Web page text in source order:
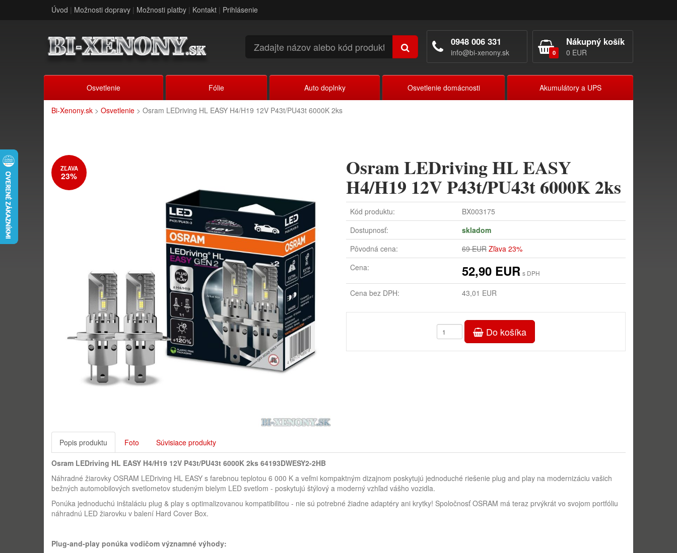
Úvod | Možnosti dopravy | Možnosti platby | Kontakt | Prihlásenie
0
Nákupný košík
0 EUR
0948 006 331
info@bi-xenony.sk
Osvetlenie Fólie Auto doplnky Osvetlenie domácnosti Akumulátory a UPS
Bi-Xenony.sk > Osvetlenie > Osram LEDriving HL EASY H4/H19 12V P43t/PU43t 6000K 2ks
Osram LEDriving HL EASY
H4/H19 12V P43t/PU43t 6000K 2ks
Kód produktu:
BX003175
Dostupnosť:
skladom
Pôvodná cena:
69 EUR Zľava 23%
Cena:
52,90 EUR s DPH
Cena bez DPH: 43,01 EUR
Do košíka
ZĽAVA
23%
Popis produktu Foto Súvisiace produkty
Osram LEDriving HL EASY H4/H19 12V P43t/PU43t 6000K 2ks 64193DWESY2-2HB
Náhradné žiarovky OSRAM LEDriving HL EASY s farebnou teplotou 6 000 K a veľmi kompaktným dizajnom poskytujú jednoduché riešenie plug and play na modernizáciu vašich
bežných automobilových svetlometov studeným bielym LED svetlom - poskytujú štýlový a moderný vzhľad vášho vozidla.
Ponúka jednoduchú inštaláciu plug & play s optimalizovanou kompatibilitou - nie sú potrebné žiadne adaptéry ani krytky! Spoločnosť OSRAM má teraz prvýkrát vo svojom portfóliu
náhradnú LED žiarovku v balení Hard Cover Box.
Plug-and-play ponúka vodičom významné výhody: